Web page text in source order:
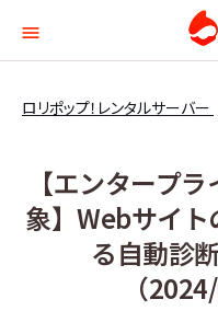
ロリポップ！レンタルサーバー
【エンタープ
象】Webサイ
る自動診
（